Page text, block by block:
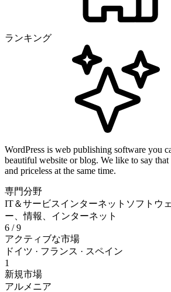
ランキング
WordPress is web publishing software you
beautiful website or blog. We like to say that
and priceless at the same time.
専門分野
IT＆サービスインターネット ソフトウ
ー、情報、インターネット
6 / 9
アクティブな市場
ドイツ · フランス · スペイン
1
新規市場
アルメニア